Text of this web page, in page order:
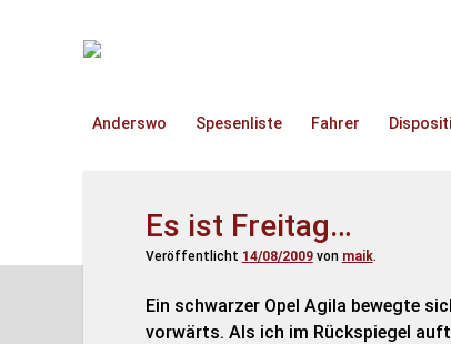
TruckOnline.de
Anderswo Spesenliste Fahrer
Es ist Freitag…
Veröffentlicht 14/08/2009von maik.
Ein schwarzer Opel Agila bewegte
vorwärts. Als ich im Rückspiegel